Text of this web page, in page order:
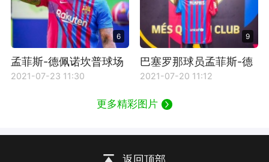
6
孟菲斯-德佩诺坎普球场
图片
2021-07-23 11:30
9
巴塞罗那球员孟菲斯-德
佩图片
2021-07-20 11:12
更多精彩图片
返回顶部